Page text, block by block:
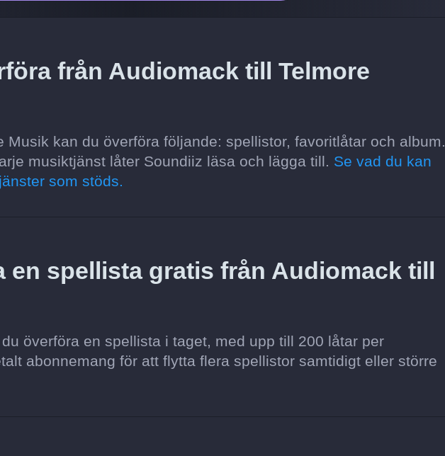
från Audiomack till Telmore
Musik kan du överföra följande: spellistor, favoritlåtar och album.
musiktjänst låter Soundiiz läsa och lägga till. Se vad du kan
som stöds.
en spellista gratis från Audiomack till
överföra en spellista i taget, med upp till 200 låtar per
abonnemang för att flytta flera spellistor samtidigt eller större